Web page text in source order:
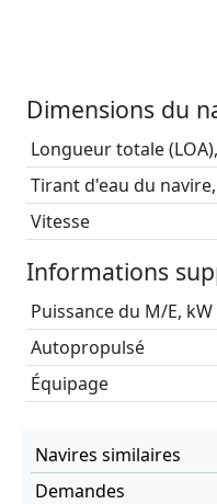
Dimensions du
Longueur totale
Tirant d'eau du
Vitesse
Informations
Puissance du M/E, kW
Autopropulsé
Équipage
Navires similaires
Demandes